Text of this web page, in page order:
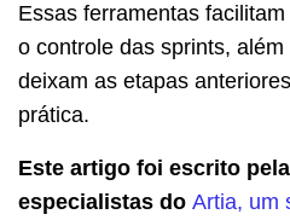
Essas ferramentas
o controle das sprints,
deixam as etapas
prática.
Este artigo foi escrito
especialistas do Artia, um